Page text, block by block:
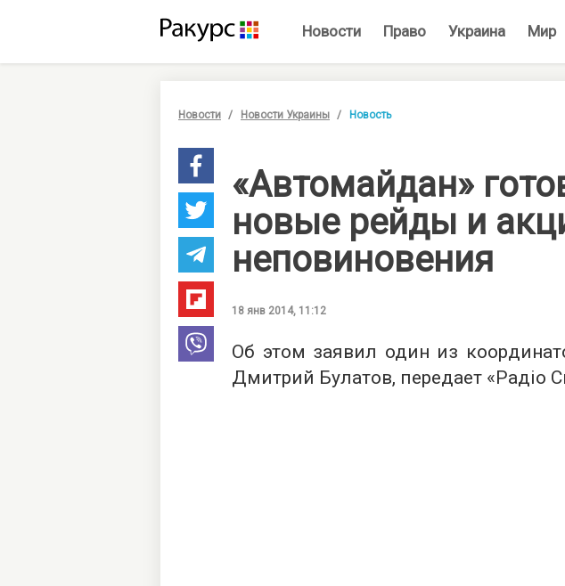
Новости Право Украина Мир
Новости Новости Украины Новость
«Автомайдан»
новые рейды и
неповиновения
18 янв 2014, 11:12
Об этом заявил один из
Дмитрий Булатов, передает «Радіо